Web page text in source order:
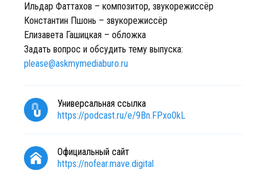
Ильдар Фаттахов – композитор, звукорежиссёр
Константин Пшонь – звукорежиссёр
Елизавета Гашицкая – обложка
Задать вопрос и обсудить тему выпуска:
please@askmymediaburo.ru
Универсальная ссылка
https://podcast.ru/e/9Bn.FPxo0kL
Официальный сайт
https://nofear.mave.digital